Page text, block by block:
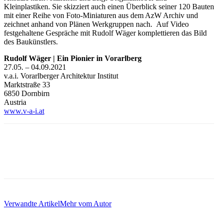
Kleinplastiken. Sie skizziert auch einen Überblick seiner 120 Bauten
mit einer Reihe von Foto-Miniaturen aus dem AzW Archiv und
zeichnet anhand von Plänen Werkgruppen nach. Auf Video
festgehaltene Gespräche mit Rudolf Wäger komplettieren das Bild
des Baukünstlers.
Rudolf Wäger | Ein Pionier in Vorarlberg
27.05. – 04.09.2021
v.a.i. Vorarlberger Architektur Institut
Marktstraße 33
6850 Dornbirn
Austria
www.v-a-i.at
Verwandte ArtikelMehr vom Autor